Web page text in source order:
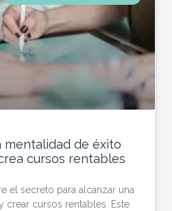
mentalidad de éxito
cursos rentables
el secreto para alcanzar una
crear cursos rentables. Este